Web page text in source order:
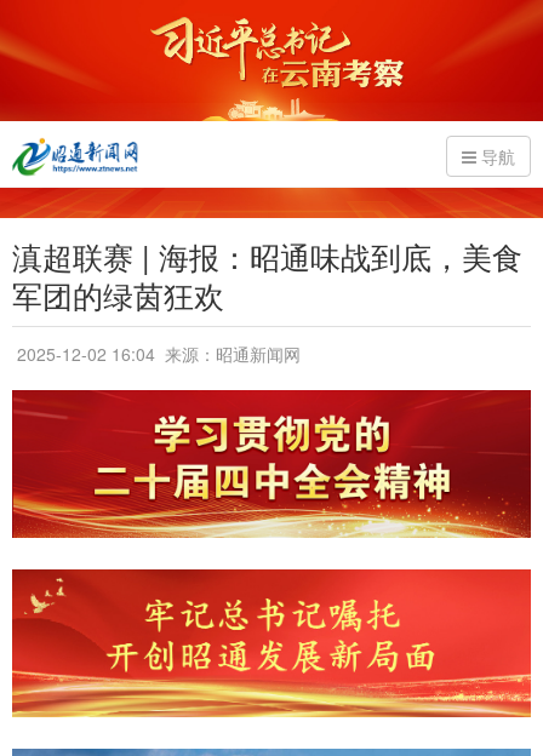
导航
滇超联赛 | 海报：昭通味战到底，美食
军团的绿茵狂欢
2025-12-02 16:04 来源：昭通新闻网